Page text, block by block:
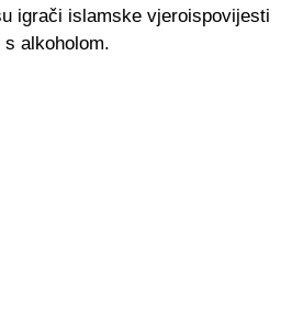
igrači islamske vjeroispovijesti
alkoholom.